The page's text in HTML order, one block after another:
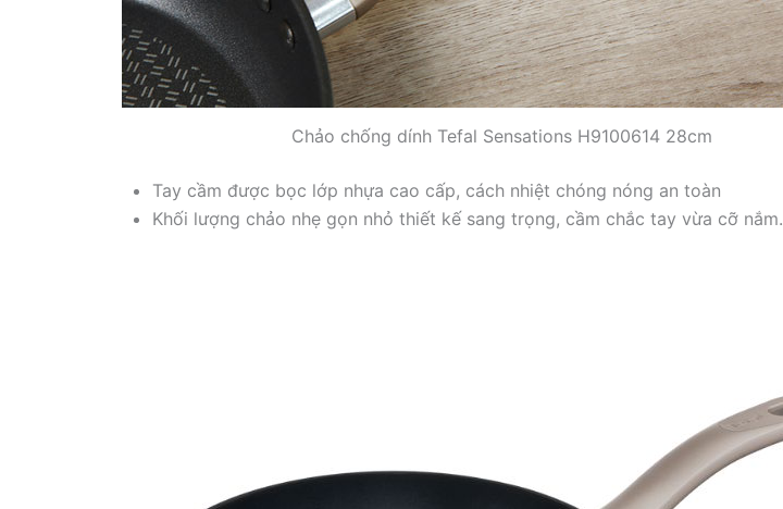
Chảo chống dính Tefal Sensations H9100614 28cm
Tay cầm được bọc lớp nhựa cao cấp, cách nhiệt chóng nóng an toàn
Khối lượng chảo nhẹ gọn nhỏ thiết kế sang trọng, cầm chắc tay vừa cỡ nắm.